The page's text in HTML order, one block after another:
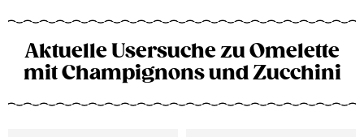
Aktuelle Usersuche zu Omelette
mit Champignons und Zucchini